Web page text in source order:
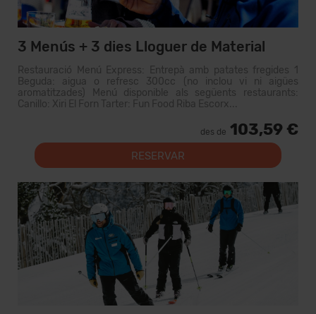
3 Menús + 3 dies Lloguer de Material
Restauració Menú Express: Entrepà amb patates fregides 1
Beguda: aigua o refresc 300cc (no inclou vi ni aigües
aromatitzades) Menú disponible als següents restaurants:
Canillo: Xiri El Forn Tarter: Fun Food Riba Escorx...
des de 103,59 €
RESERVAR